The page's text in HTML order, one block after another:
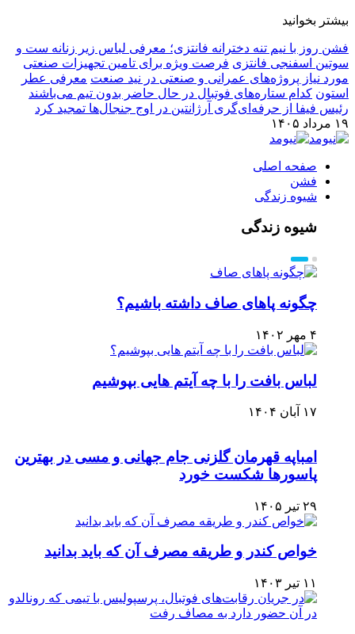
بیشتر بخوانید
فشن روز با نیم تنه دخترانه فانتزی؛ معرفی لباس زیر زنانه ست و
سوتین اسفنجی فانتزی فرصت ویژه برای تامین تجهیزات صنعتی
مورد نیاز پروژه‌های عمرانی و صنعتی در نید صنعت معرفی عطر
استون کدام ستاره‌های فوتبال در حال حاضر بدون تیم می‌باشند
رئیس فیفا از حرفه‌ای‌گری آرژانتین در اوج جنجال‌ها تمجید کرد
۱۹ مرداد ۱۴۰۵
صفحه اصلی
فشن
شیوه زندگی
شیوه زندگی
چگونه پاهای صاف داشته باشیم؟
۴ مهر ۱۴۰۲
لباس بافت را با چه آیتم هایی بپوشیم
۱۷ آبان ۱۴۰۴
امباپه قهرمان گلزنی جام جهانی و مسی در بهترین
پاسورها شکست خورد
۲۹ تیر ۱۴۰۵
خواص کندر و طریقه مصرف آن که باید بدانید
۱۱ تیر ۱۴۰۳